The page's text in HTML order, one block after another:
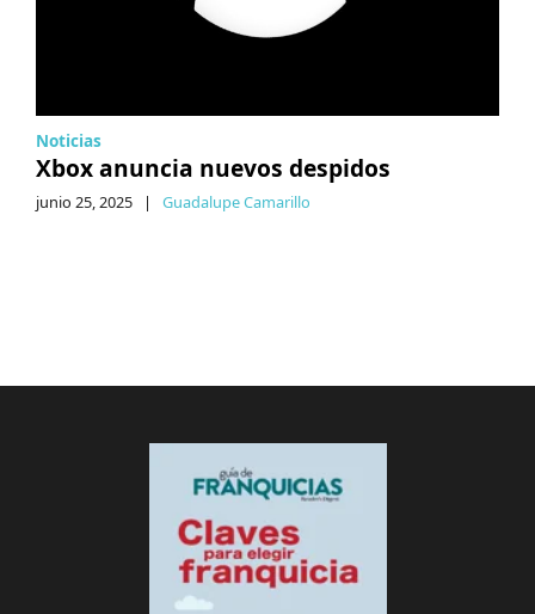
Noticias
Xbox anuncia nuevos despidos
junio 25, 2025 | Guadalupe Camarillo